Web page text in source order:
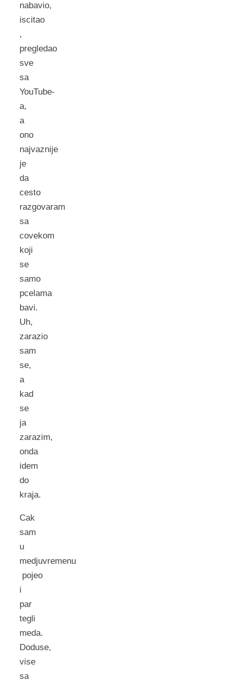
nabavio,
iscitao
,
pregledao
sve
sa
YouTube-
a,
a
ono
najvaznije
je
da
cesto
razgovaram
sa
covekom
koji
se
samo
pcelama
bavi.
Uh,
zarazio
sam
se,
a
kad
se
ja
zarazim,
onda
idem
do
kraja.
Cak
sam
u
medjuvremenu
pojeo
i
par
tegli
meda.
Doduse,
vise
sa